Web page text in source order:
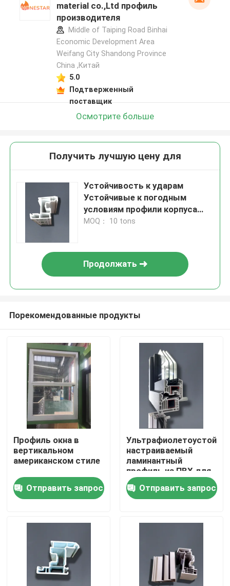
Дом
Продукты
видео
О нас
Путешествие фабрики
material co.,Ltd профиль
производителя
Middle of Taiping Road Binhai
Economic Development Area
Weifang City Shandong Province
China ,Китай
5.0
Подтверженный
поставщик
Осмотрите больше
Получить лучшую цену для
Устойчивость к ударам
Устойчивые к погодным
условиям профили корпуса
UPVC или сдвижной экструзии
MOQ： 10 tons
Продолжать
Порекомендованные продукты
Профиль окна в
вертикальном
американском стиле
Отправить запрос
настраиваемый
ламинантный
профиль из ПВХ для
окон
Отправить запрос